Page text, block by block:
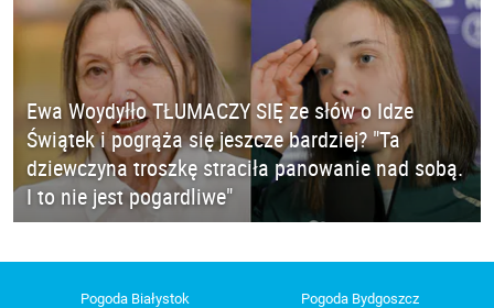
Ewa Woydyłło TŁUMACZY SIĘ ze słów o Idze
Świątek i pogrąża się jeszcze bardziej? "Ta
dziewczyna troszkę straciła panowanie nad sobą.
I to nie jest pogardliwe"
Pogoda Białystok Pogoda Bydgoszcz